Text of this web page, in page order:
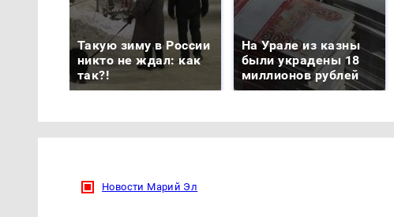
Такую зиму в России
никто не ждал: как
так?!
На Урале из казны
были украдены 18
миллионов рублей
Новости Марий Эл